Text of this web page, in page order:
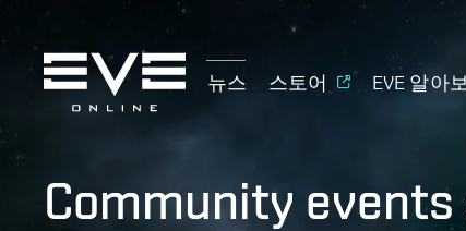
뉴스 스토어 EVE 알아
Community